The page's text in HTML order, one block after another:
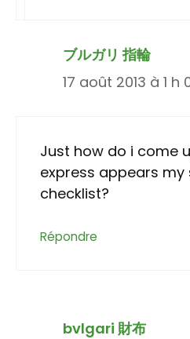
ブルガリ 指輪
17 août 2013 à 1 h
Just how do i come
express appears my
checklist?
Répondre
bvlgari 財布